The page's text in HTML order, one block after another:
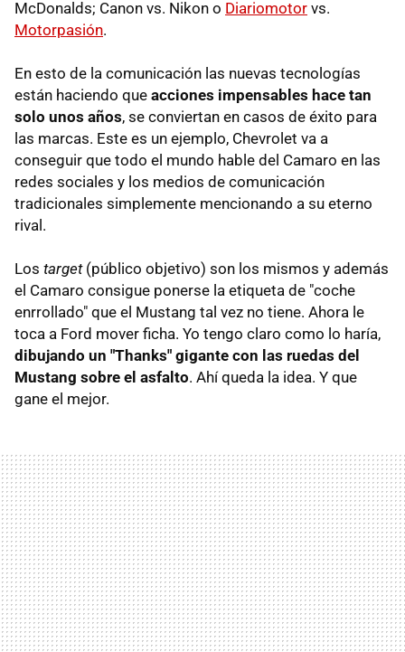
McDonalds; Canon vs. Nikon o Diariomotor vs.
Motorpasión.
En esto de la comunicación las nuevas tecnologías
están haciendo que acciones impensables hace tan
solo unos años, se conviertan en casos de éxito para
las marcas. Este es un ejemplo, Chevrolet va a
conseguir que todo el mundo hable del Camaro en las
redes sociales y los medios de comunicación
tradicionales simplemente mencionando a su eterno
rival.
Los target(público objetivo) son los mismos y además
el Camaro consigue ponerse la etiqueta de "coche
enrrollado" que el Mustang tal vez no tiene. Ahora le
toca a Ford mover ficha. Yo tengo claro como lo haría,
dibujando un "Thanks" gigante con las ruedas del
Mustang sobre el asfalto. Ahí queda la idea. Y que
gane el mejor.